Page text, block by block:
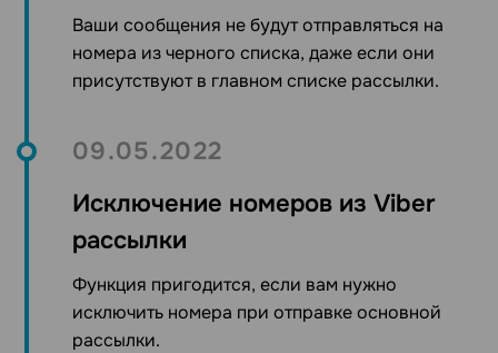
Ваши сообщения не будут отправляться на
номера из черного списка, даже если они
присутствуют в главном списке рассылки.
09.05.2022
Исключение номеров из Viber
рассылки
Функция пригодится, если вам нужно
исключить номера при отправке основной
рассылки.